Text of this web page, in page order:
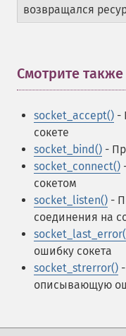
возвращался
Смотрите также
socket_accept() -
сокете
socket_bind() -
socket_connect()
сокетом
socket_listen() -
соединения на
ошибку сокета
socket_strerror()
описывающую